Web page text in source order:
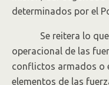
determinados por el
Se reitera lo que
operacional de las
conflictos armados o
elementos de las